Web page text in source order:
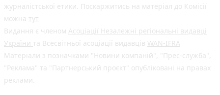
журналістської етики. Поскаржитись на матеріал до Комісії
можна тут
Видання є членом Асоціації Незалежні регіональні видавці
України та Всесвітньої асоціації видавців WAN-IFRA
Матеріали з позначками "Новини компаній", "Прес-служба",
"Реклама" та "Партнерський проєкт" опубліковані на правах
реклами.